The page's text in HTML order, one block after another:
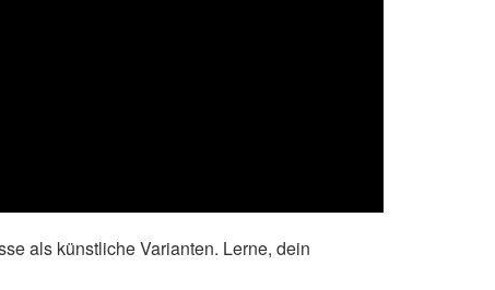
als künstliche Varianten. Lerne, dein